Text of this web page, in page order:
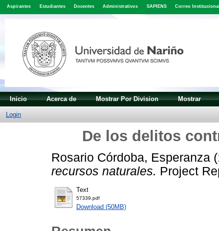
Aspirantes Estudiantes Docentes Administrativos SAPIENS Correo
Inicio Acerca de Mostrar Por Division Mostrar
Login
De los delitos
Rosario Córdoba, Esperanza
recursos naturales. Project
Text
57339.pdf
Download (50MB)